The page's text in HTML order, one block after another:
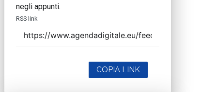
negli appunti.
RSS link
COPIA LINK